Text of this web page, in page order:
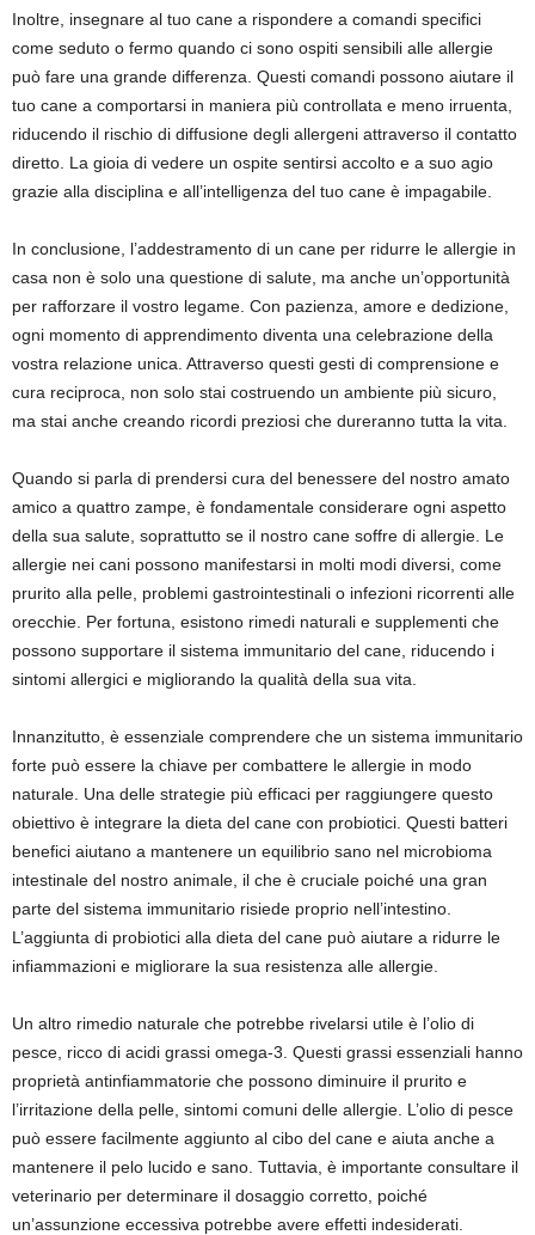
Inoltre, insegnare al tuo cane a rispondere a comandi specifici
come seduto o fermo quando ci sono ospiti sensibili alle allergie
può fare una grande differenza. Questi comandi possono aiutare il
tuo cane a comportarsi in maniera più controllata e meno irruenta,
riducendo il rischio di diffusione degli allergeni attraverso il contatto
diretto. La gioia di vedere un ospite sentirsi accolto e a suo agio
grazie alla disciplina e all’intelligenza del tuo cane è impagabile.
In conclusione, l’addestramento di un cane per ridurre le allergie in
casa non è solo una questione di salute, ma anche un’opportunità
per rafforzare il vostro legame. Con pazienza, amore e dedizione,
ogni momento di apprendimento diventa una celebrazione della
vostra relazione unica. Attraverso questi gesti di comprensione e
cura reciproca, non solo stai costruendo un ambiente più sicuro,
ma stai anche creando ricordi preziosi che dureranno tutta la vita.
Quando si parla di prendersi cura del benessere del nostro amato
amico a quattro zampe, è fondamentale considerare ogni aspetto
della sua salute, soprattutto se il nostro cane soffre di allergie. Le
allergie nei cani possono manifestarsi in molti modi diversi, come
prurito alla pelle, problemi gastrointestinali o infezioni ricorrenti alle
orecchie. Per fortuna, esistono rimedi naturali e supplementi che
possono supportare il sistema immunitario del cane, riducendo i
sintomi allergici e migliorando la qualità della sua vita.
Innanzitutto, è essenziale comprendere che un sistema immunitario
forte può essere la chiave per combattere le allergie in modo
naturale. Una delle strategie più efficaci per raggiungere questo
obiettivo è integrare la dieta del cane con probiotici. Questi batteri
benefici aiutano a mantenere un equilibrio sano nel microbioma
intestinale del nostro animale, il che è cruciale poiché una gran
parte del sistema immunitario risiede proprio nell’intestino.
L’aggiunta di probiotici alla dieta del cane può aiutare a ridurre le
infiammazioni e migliorare la sua resistenza alle allergie.
Un altro rimedio naturale che potrebbe rivelarsi utile è l’olio di
pesce, ricco di acidi grassi omega-3. Questi grassi essenziali hanno
proprietà antinfiammatorie che possono diminuire il prurito e
l’irritazione della pelle, sintomi comuni delle allergie. L’olio di pesce
può essere facilmente aggiunto al cibo del cane e aiuta anche a
mantenere il pelo lucido e sano. Tuttavia, è importante consultare il
veterinario per determinare il dosaggio corretto, poiché
un’assunzione eccessiva potrebbe avere effetti indesiderati.